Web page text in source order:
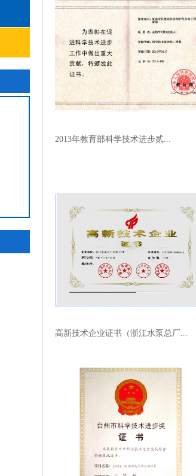
2013年教育部科学技术进步贰...
高新技术企业证书（浙江水泵总厂...